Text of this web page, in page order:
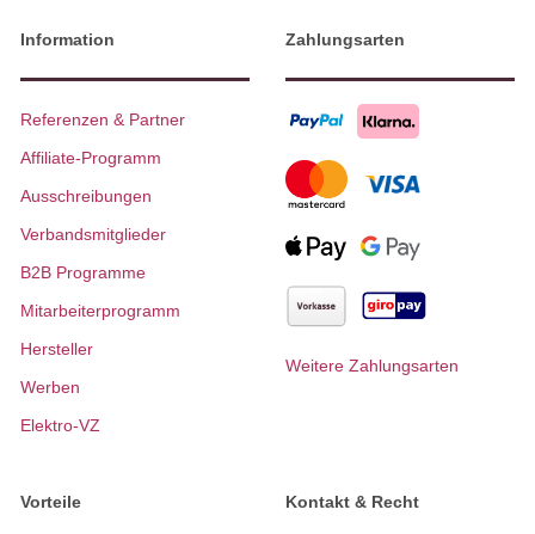
Information
Referenzen & Partner
Affiliate-Programm
Ausschreibungen
Verbandsmitglieder
B2B Programme
Mitarbeiterprogramm
Hersteller
Werben
Elektro-VZ
Zahlungsarten
Weitere Zahlungsarten
Vorteile Kontakt & Recht